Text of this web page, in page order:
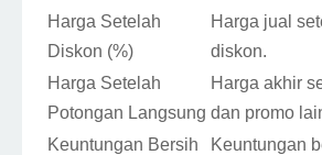
Harga Setelah
Diskon (%)
Harga jual
diskon.
Harga Setelah
Potongan Langsung
Harga akhir
dan promo
Keuntungan Bersih
Keuntungan